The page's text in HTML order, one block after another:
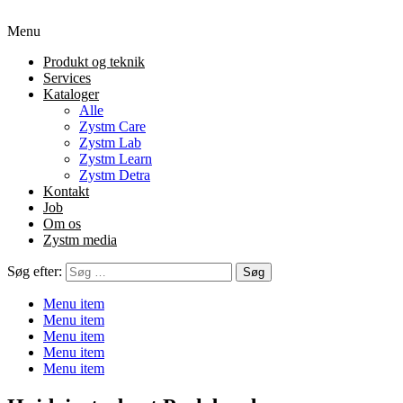
Menu
Produkt og teknik
Services
Kataloger
Alle
Zystm Care
Zystm Lab
Zystm Learn
Zystm Detra
Kontakt
Job
Om os
Zystm media
Søg efter:
Menu item
Menu item
Menu item
Menu item
Menu item